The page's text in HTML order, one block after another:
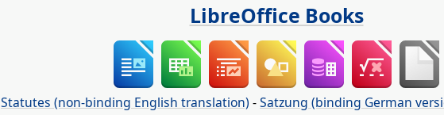
LibreOffice Books
Statutes (non-binding English translation) -Satzung (binding German